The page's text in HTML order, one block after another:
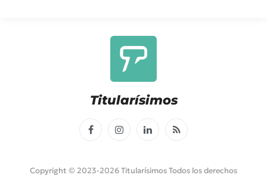
Titularísimos
FacebookInstagramLinkedInRSS
Copyright © 2023-2026 Titularísimos Todos los derechos